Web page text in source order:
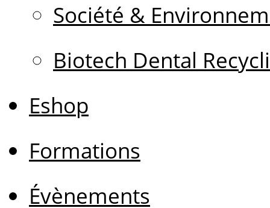
Société &
Biotech Dental
Eshop
Formations
Évènements